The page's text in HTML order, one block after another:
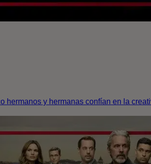
hermanos y hermanas confían en la